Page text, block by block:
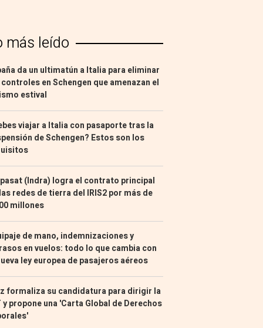
más leído
da un ultimatún a Italia para eliminar
en Schengen que amenazan el
estival
viajar a Italia con pasaporte tras la
de Schengen? Estos son los
(Indra) logra el contrato principal
redes de tierra del IRIS2 por más de
millones
de mano, indemnizaciones y
en vuelos: todo lo que cambia con
ley europea de pasajeros aéreos
formaliza su candidatura para dirigir la
y propone una 'Carta Global de Derechos